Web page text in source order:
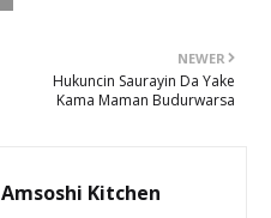
NEWER
Hukuncin Saurayin Da Yake
Kama Maman Budurwarsa
Amsoshi Kitchen